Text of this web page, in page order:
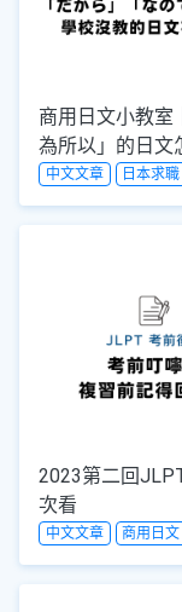
商用日文小教室
為所以」的日文
中文文章 日本求職
2023第二回
次看
中文文章 商用日文